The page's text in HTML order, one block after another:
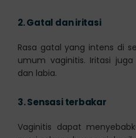
2.Gatal dan iritasi
Rasa gatal yang intens di
umum vaginitis. Iritasi
dan labia.
3.Sensasi terbakar
Vaginitis dapat